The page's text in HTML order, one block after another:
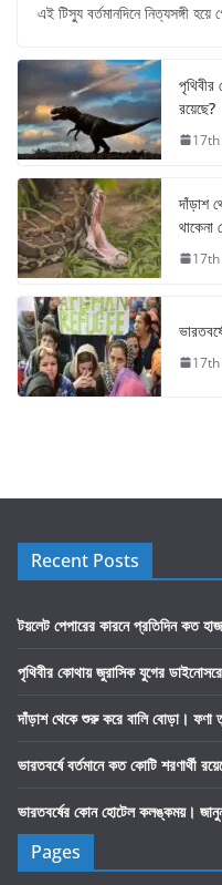
এই টিস্যু বর্তমানদিনে নিত্যসঙ্গী
রয়েছে?
দাঁড়াশ
থাকেনা
Recent Posts
টয়লেট পেপারের কারনে প্রতিদিন কত
পৃথিবীর কোথায় জুরাসিক যুগের
দাঁড়াশ থেকে শুরু করে বালি বোড়া। ফণা
ভারতবর্ষে বর্তমানে কত কোটি শরণার্থী
ভারতবর্ষের কোন হোটেল কলঙ্কময়।
Pages